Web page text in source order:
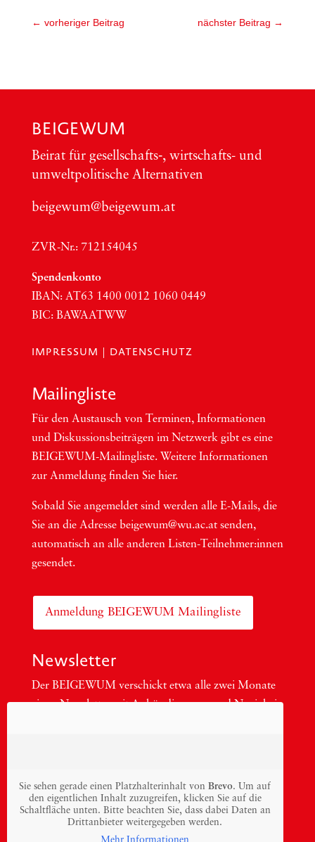
← vorheriger Beitrag nächster Beitrag →
BEIGEWUM
Bei­rat für gesellschafts‑, wirt­schafts- und
umwelt­po­li­ti­sche Alter­na­ti­ven
beigewum@beigewum.at
ZVR-Nr.: 712154045
Spen­den­kon­to
IBAN: AT63 1400 0012 1060 0449
BIC: BAWAATWW
IMPRESSUM | DATENSCHUTZ
Mai­ling­lis­te
Für den Aus­tausch von Ter­mi­nen, Infor­ma­tio­nen
und Dis­kus­si­ons­bei­trä­gen im Netzwerk gibt es eine
BEI­GEWUM-Mai­ling­lis­te. Wei­te­re Infor­ma­tio­nen
zur Anmel­dung fin­den Sie hier.
Sobald Sie ange­mel­det sind wer­den alle E-Mails, die
Sie an die Adres­se beigewum@wu.ac.at sen­den,
auto­ma­tisch an alle ande­ren Lis­ten-Teil­neh­me­r:in­nen
gesendet.
Anmeldung BEIGEWUM Mailingliste
Newsletter
Der BEIGEWUM ver­schickt etwa alle zwei Mona­te
einen News­let­ter mit Ankün­di­gun­gen und Neu­ig­kei­
Sie sehen gerade einen Platzhalterinhalt vonBrevo. Um auf
den eigentlichen Inhalt zuzugreifen, klicken Sie auf die
Schaltfläche unten. Bitte beachten Sie, dass dabei Daten an
Drittanbieter weitergegeben werden.